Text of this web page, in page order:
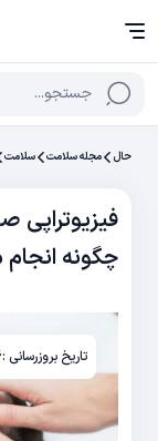
جستجو...
حال مجله سلامت سلامت
فیزیوتراپی
چگونه
تاریخ بروزرسانی :